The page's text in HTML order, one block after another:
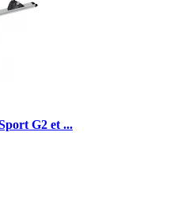
G2 et ...